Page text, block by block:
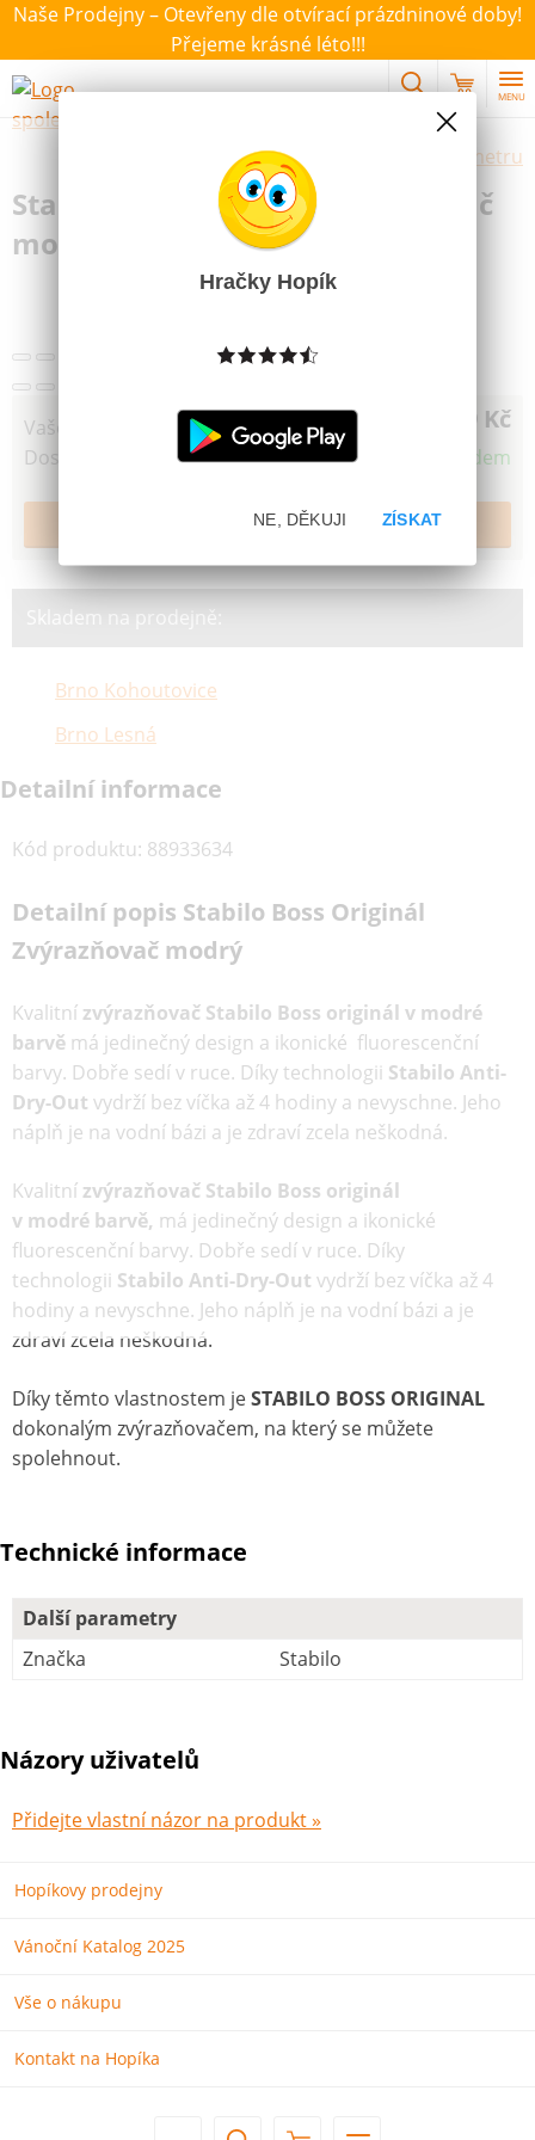
Naše Prodejny – Otevřeny dle otvírací prázdninové doby!
Přejeme krásné léto!!!
MENU
Výběr hraček dle zvoleného parametru
Stabilo Boss Originál Zvýrazňovač
modrý
Vaše cena 39 Kč
Dostupnost Skladem
Skladem na prodejně:
Brno Kohoutovice
Brno Lesná
Detailní informace
Kód produktu: 88933634
Detailní popis Stabilo Boss Originál
Zvýrazňovač modrý
Kvalitní zvýrazňovač Stabilo Boss originál v modré
barvě má jedinečný design a ikonické fluorescenční
barvy. Dobře sedí v ruce. Díky technologii Stabilo Anti-
Dry-Out vydrží bez víčka až 4 hodiny a nevyschne. Jeho
náplň je na vodní bázi a je zdraví zcela neškodná.
Kvalitní zvýrazňovač Stabilo Boss originál
v modré barvě, má jedinečný design a ikonické
fluorescenční barvy. Dobře sedí v ruce. Díky
technologii Stabilo Anti-Dry-Out vydrží bez víčka až 4
hodiny a nevyschne. Jeho náplň je na vodní bázi a je
zdraví zcela neškodná.
Díky těmto vlastnostem jeSTABILO BOSS ORIGINAL
dokonalým zvýrazňovačem, na který se můžete
spolehnout.
Technické informace
Další parametry
Značka
Stabilo
Názory uživatelů
Přidejte vlastní názor na produkt »
Hopíkovy prodejny
Vánoční Katalog 2025
Vše o nákupu
Kontakt na Hopíka
Hračky Hopík
ZÍSKAT
NE, DĚKUJI